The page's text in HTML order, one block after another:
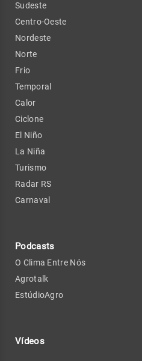
Sudeste
Centro-Oeste
Nordeste
Norte
Frio
Temporal
Calor
Ciclone
El Niño
La Niña
Turismo
Radar RS
Carnaval
Podcasts
O Clima Entre Nós
Agrotalk
EstúdioAgro
Vídeos